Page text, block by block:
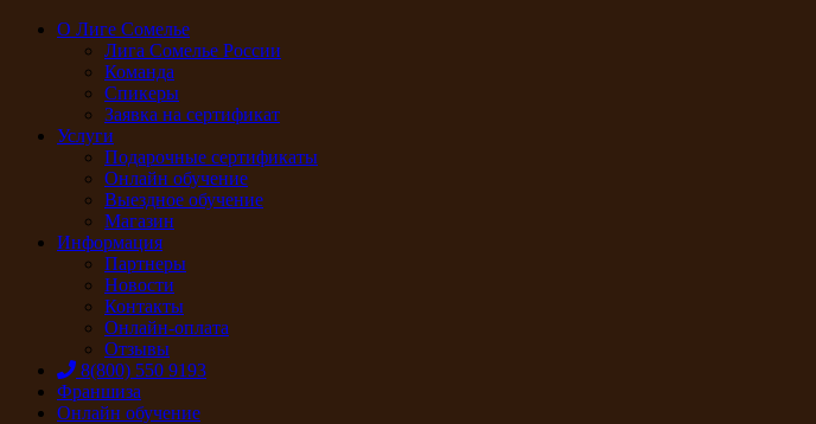
О Лиге Сомелье
Лига Сомелье России
Команда
Спикеры
Заявка на сертификат
Услуги
Подарочные сертификаты
Онлайн обучение
Выездное обучение
Магазин
Информация
Партнеры
Новости
Контакты
Онлайн-оплата
Отзывы
8(800) 550 9193
Франшиза
Онлайн обучение